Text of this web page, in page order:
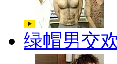
绿帽男交